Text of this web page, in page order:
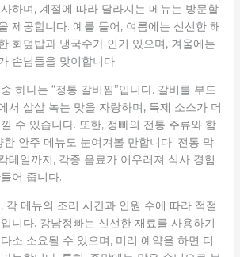
하며, 계절에 따라 달라지는 메뉴는 방문할
제공합니다. 예를 들어, 여름에는 신선한 해
회덮밥과 냉국수가 인기 있으며, 겨울에는
손님들을 맞이합니다.
하나는 “정통 갈비찜”입니다. 갈비를 부드
서 살살 녹는 맛을 자랑하며, 특제 소스가 더
수 있습니다. 또한, 정빠의 전통 주류와 함
안주 메뉴도 눈여겨볼 만합니다. 전통 막
테일까지, 각종 음료가 어우러져 식사 경험
어 줍니다.
각 메뉴의 조리 시간과 인원 수에 따라 적절
니다. 강남정빠는 신선한 재료를 사용하기
소 소요될 수 있으며, 미리 예약을 하면 더